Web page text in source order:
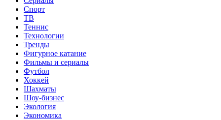
Спорт
ТВ
Теннис
Технологии
Тренды
Фигурное катание
Фильмы и сериалы
Футбол
Хоккей
Шахматы
Шоу-бизнес
Экология
Экономика